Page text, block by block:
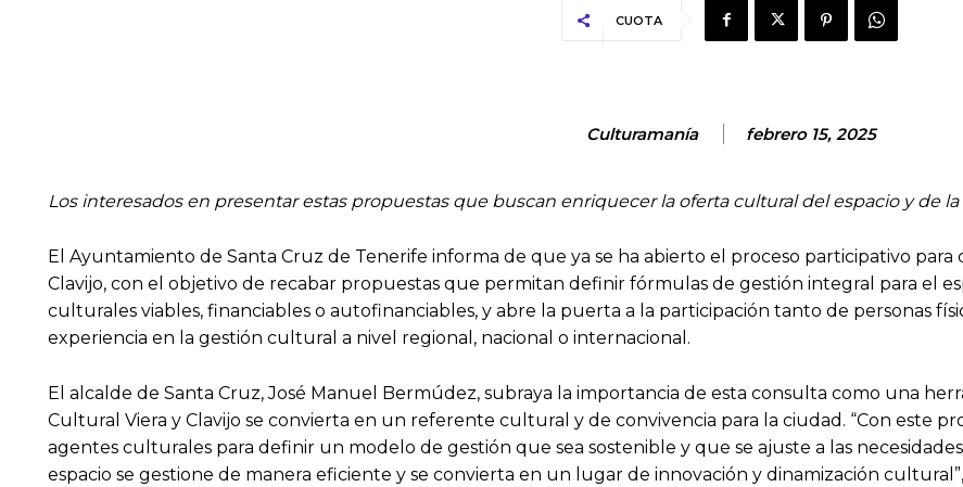
CUOTA
Culturamanía febrero 15, 2025
Los interesados en presentar estas propuestas que buscan enriquecer la oferta cultural del espacio y de
El Ayuntamiento de Santa Cruz de Tenerife informa de que ya se ha abierto el proceso participativo
Clavijo, con el objetivo de recabar propuestas que permitan definir fórmulas de gestión integral para el
culturales viables, financiables o autofinanciables, y abre la puerta a la participación tanto de personas
experiencia en la gestión cultural a nivel regional, nacional o internacional.
El alcalde de Santa Cruz, José Manuel Bermúdez, subraya la importancia de esta consulta como una
Cultural Viera y Clavijo se convierta en un referente cultural y de convivencia para la ciudad. “Con este
agentes culturales para definir un modelo de gestión que sea sostenible y que se ajuste a las
espacio se gestione de manera eficiente y se convierta en un lugar de innovación y dinamización